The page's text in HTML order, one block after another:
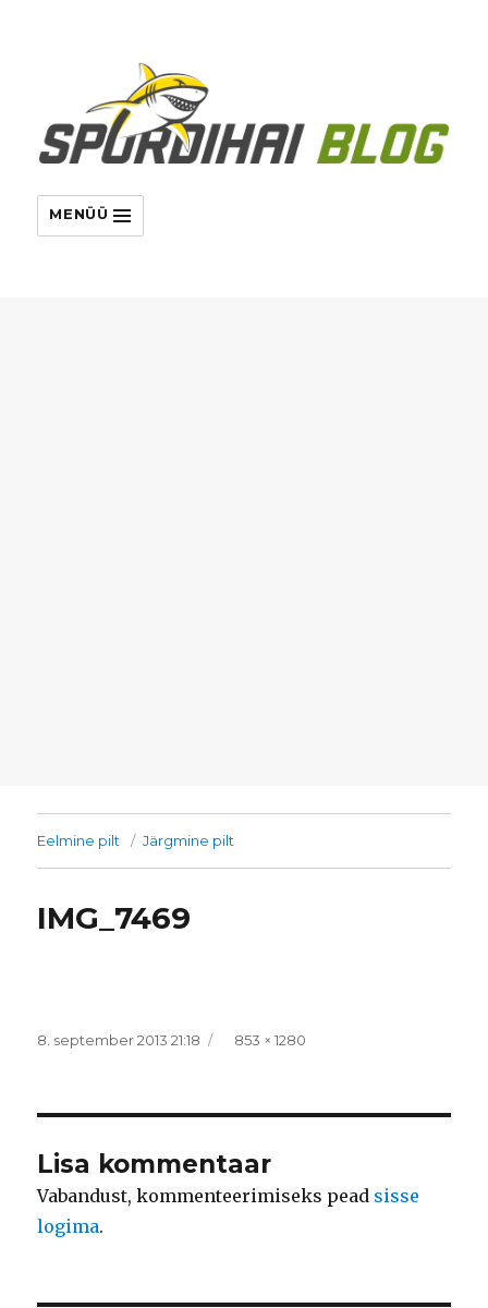
MENÜÜ
Eelmine pilt Järgmine pilt
IMG_7469
Postitatud
8. september 2013 21:18 Täissuurus
853 × 1280
Lisa kommentaar
Vabandust, kommenteerimiseks pead sisse
logima.